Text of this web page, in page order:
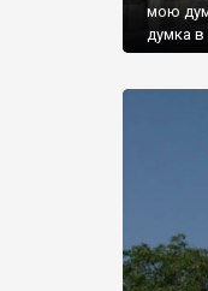
мою
думка в